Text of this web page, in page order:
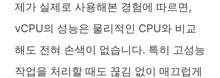
제가 실제로 사용해본 경험에 따르면,
vCPU의 성능은 물리적인 CPU와 비교
해도 전혀 손색이 없습니다. 특히 고성능
작업을 처리할 때도 끊김 없이 매끄럽게